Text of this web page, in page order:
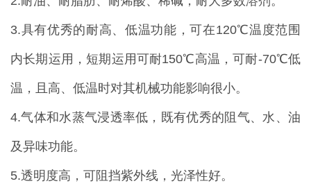
3.具有优秀的耐高、低温功能，可在120℃温度范围
内长期运用，短期运用可耐150℃高温，可耐-70℃低
温，且高、低温时对其机械功能影响很小。
4.气体和水蒸气浸透率低，既有优秀的阻气、水、油
及异味功能。
5.透明度高，可阻挡紫外线，光泽性好。